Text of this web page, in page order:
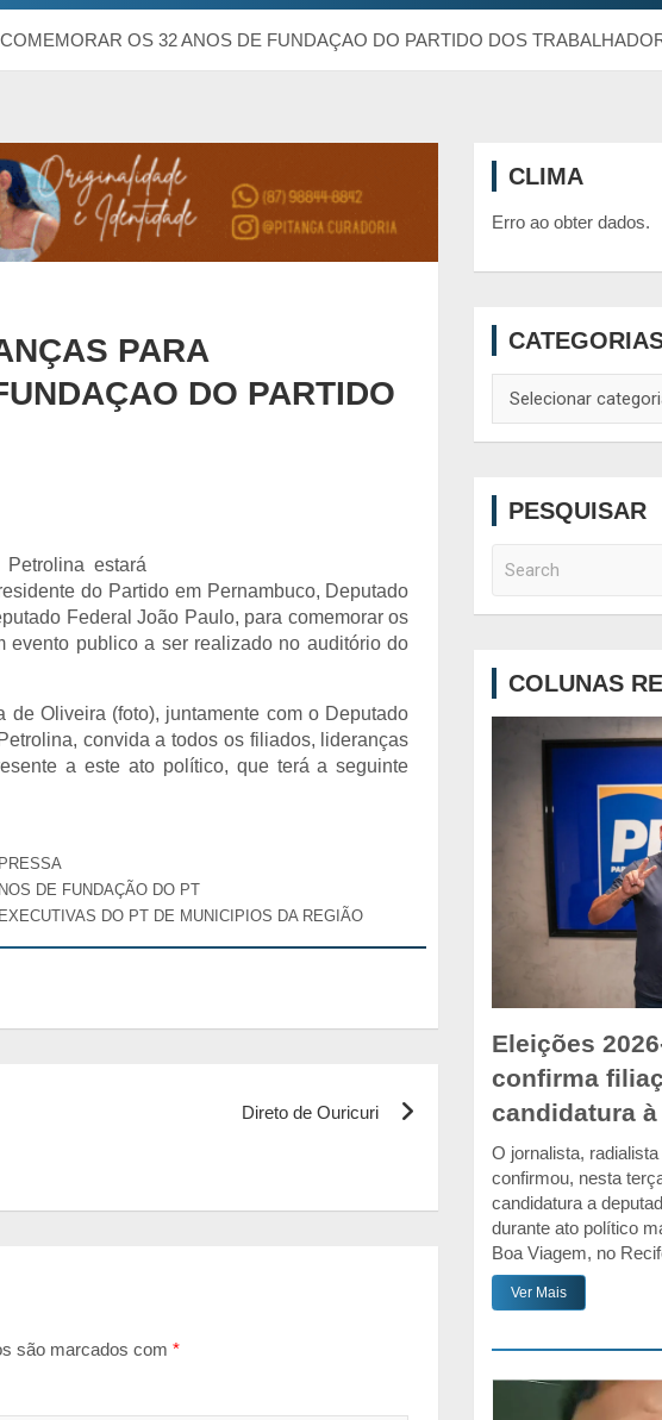
OS 32 ANOS DE FUNDAÇAO DO PARTIDO DOS
PARA
DO PARTIDO
estará
do Partido em Pernambuco, Deputado
Federal João Paulo, para comemorar os
publico a ser realizado no auditório do
Oliveira (foto), juntamente com o Deputado
convida a todos os filiados, lideranças
a este ato político, que terá a seguinte
DE FUNDAÇÃO DO PT
DO PT DE MUNICIPIOS DA REGIÃO
Direto de Ouricuri
são marcados com *
CLIMA
Erro ao obter dados.
PESQUISAR
COLUNAS
Eleições
confirma
candidatura
O jornalista,
confirmou, nesta
candidatura a
durante ato político
Boa Viagem, no
Ver Mais